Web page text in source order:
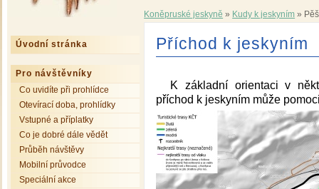
Koněpruské jeskyně » Kudy k jeskyním »
Příchod k jeskyním
K základní orientaci v
příchod k jeskyním může
Úvodní stránka
Pro návštěvníky
Co uvidíte při prohlídce
Otevírací doba, prohlídky
Vstupné a příplatky
Co je dobré dále vědět
Průběh návštěvy
Mobilní průvodce
Speciální akce